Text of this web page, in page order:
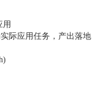
用
际应用任务，产出落地